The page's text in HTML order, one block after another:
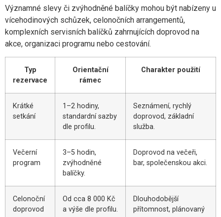
Významné slevy či zvýhodněné balíčky mohou být nabízeny u
vícehodinových schůzek, celonočních arrangementů,
komplexních servisních balíčků zahrnujících doprovod na
akce, organizaci programu nebo cestování.
Typ
rezervace
Orientační
rámec
Charakter použití
Krátké
setkání
1–2 hodiny,
standardní sazby
dle profilu.
Seznámení, rychlý
doprovod, základní
služba.
Večerní
program
3–5 hodin,
zvýhodněné
balíčky.
Doprovod na večeři,
bar, společenskou akci.
Celonoční
doprovod
Od cca 8 000 Kč
a výše dle profilu.
Dlouhodobější
přítomnost, plánovaný